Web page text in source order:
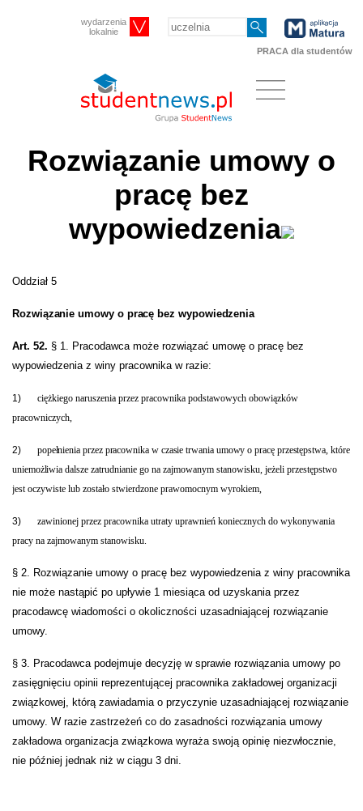
wydarzenia
lokalnie
PRACA dla studentów
Rozwiązanie umowy o
pracę bez
wypowiedzenia
Oddział 5
Rozwiązanie umowy o pracę bez wypowiedzenia
Art. 52. § 1. Pracodawca może rozwiązać umowę o pracę bez
wypowiedzenia z winy pracownika w razie:
1)
ciężkiego naruszenia przez pracownika podstawowych obowiązków
pracowniczych,
2)
popełnienia przez pracownika w czasie trwania umowy o pracę przestępstwa, które
uniemożliwia dalsze zatrudnianie go na zajmowanym stanowisku, jeżeli przestępstwo
jest oczywiste lub zostało stwierdzone prawomocnym wyrokiem,
3)
zawinionej przez pracownika utraty uprawnień koniecznych do wykonywania
pracy na zajmowanym stanowisku.
§ 2. Rozwiązanie umowy o pracę bez wypowiedzenia z winy pracownika
nie może nastąpić po upływie 1 miesiąca od uzyskania przez
pracodawcę wiadomości o okoliczności uzasadniającej rozwiązanie
umowy.
§ 3. Pracodawca podejmuje decyzję w sprawie rozwiązania umowy po
zasięgnięciu opinii reprezentującej pracownika zakładowej organizacji
związkowej, którą zawiadamia o przyczynie uzasadniającej rozwiązanie
umowy. W razie zastrzeżeń co do zasadności rozwiązania umowy
zakładowa organizacja związkowa wyraża swoją opinię niezwłocznie,
nie później jednak niż w ciągu 3 dni.